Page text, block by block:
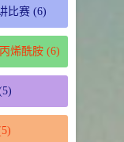
比赛 (6)
烯酰胺(6)